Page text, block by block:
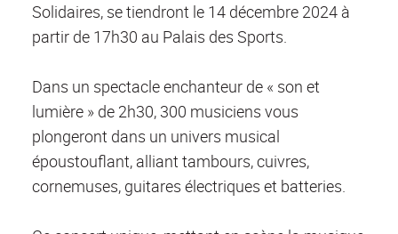
Solidaires, se tiendront le 14 décembre 2024 à
partir de 17h30 au Palais des Sports.
Dans un spectacle enchanteur de « son et
lumière » de 2h30, 300 musiciens vous
plongeront dans un univers musical
époustouflant, alliant tambours, cuivres,
cornemuses, guitares électriques et batteries.